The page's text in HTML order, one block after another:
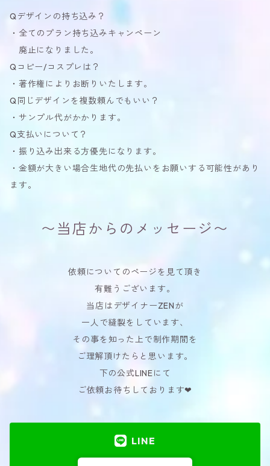
Qデザインの持ち込み？
・全てのプラン持ち込みキャンペーン
廃止になりました。
Qコピー/コスプレは？
・著作権によりお断りいたします。
Q同じデザインを複数頼んでもいい？
・サンプル代がかかります。
Q支払いについて？
・振り込み出来る方優先になります。
・金額が大きい場合生地代の先払いをお願いする可能性があり
ます。
〜当店からのメッセージ〜
依頼についてのページを見て頂き
有難うございます。
当店はデザイナーZENが
一人で縫製をしています、
その事を知った上で制作期間を
ご理解頂けたらと思います。
下の公式LINEにて
ご依頼お待ちしております❤︎
LINE